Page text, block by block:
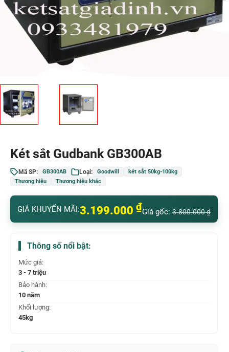
Két sắt Gudbank GB300AB
Mã SP: GB300AB Loại: Goodwill
két sắt 50kg-100kg
Thương hiệu
Thương hiệu khác
GIÁ KHUYẾN MÃI:3.199.000 ₫Giá gốc: 3.800.000₫
Thông số nổi bật:
Mức giá:
3 - 7 triệu
Bảo hành:
10 năm
Khối lượng:
45kg